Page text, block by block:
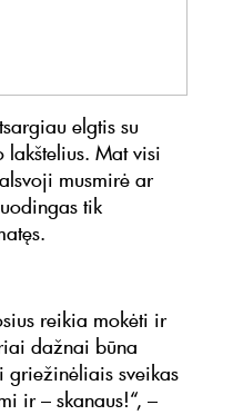
elgtis su
Mat visi
musmirė ar
tik
reikia mokėti ir
dažnai būna
griežinėliais sveikas
ir – skanaus!“, –